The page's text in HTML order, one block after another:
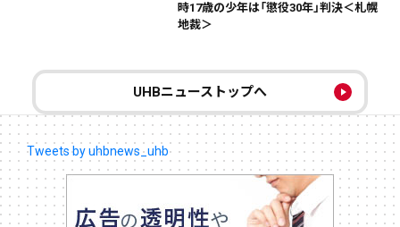
時17歳の少年は「懲役30年」判決＜札幌
地裁＞
UHBニューストップへ
Tweets by uhbnews_uhb